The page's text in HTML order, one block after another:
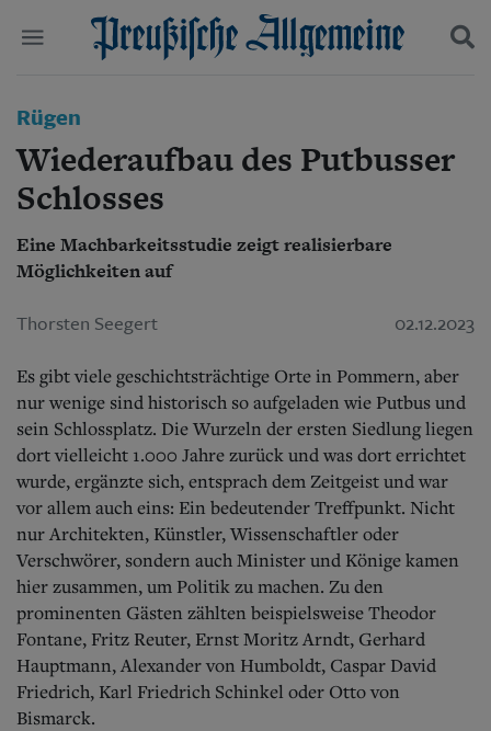
Start
Wer wir sind
Aktuelle Ausgabe
Abonnenten-Login
Abonnent werden
Abo Prämien
Archiv
Mediadaten
Wirtschaft
Leben
Geschichte
Danzig und Westpreußen
Bücher
Kontakt
Impressum
Datenschutz
Suchen und finden
Rügen
Wiederaufbau des Putbusser
Schlosses
Eine Machbarkeitsstudie zeigt realisierbare
Möglichkeiten auf
Thorsten Seegert 02.12.2023
Es gibt viele geschichtsträchtige Orte in Pommern, aber
nur wenige sind historisch so aufgeladen wie Putbus und
sein Schlossplatz. Die Wurzeln der ersten Siedlung liegen
dort vielleicht 1.000 Jahre zurück und was dort errichtet
wurde, ergänzte sich, entsprach dem Zeitgeist und war
vor allem auch eins: Ein bedeutender Treffpunkt. Nicht
nur Architekten, Künstler, Wissenschaftler oder
Verschwörer, sondern auch Minister und Könige kamen
hier zusammen, um Politik zu machen. Zu den
prominenten Gästen zählten beispielsweise Theodor
Fontane, Fritz Reuter, Ernst Moritz Arndt, Gerhard
Hauptmann, Alexander von Humboldt, Caspar David
Friedrich, Karl Friedrich Schinkel oder Otto von
Bismarck.